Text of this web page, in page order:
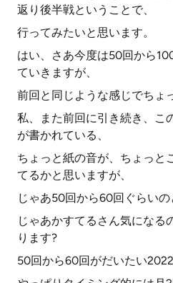
返り後半戦ということで、
行ってみたいと思います。
はい、さあ今度は50回から
ていきますが、
前回と同じような感じでちょ
私、また前回に引き続き、こ
が書かれている、
ちょっと紙の音が、ちょっと
てるかと思いますが、
じゃあ50回から60回ぐらいの
じゃあかすてるさん気になる
ります?
50回から60回がだいたい